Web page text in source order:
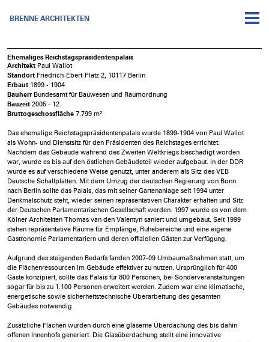
BRENNE ARCHITEKTEN
Ehemaliges Reichstagspräsidentenpalais
Architekt Paul Wallot
Standort Friedrich-Ebert-Platz 2, 10117 Berlin
Erbaut 1899 - 1904
Bauherr Bundesamt für Bauwesen und Raumordnung
Bauzeit 2005 - 12
Bruttogeschossfläche 7.799 m²
Das ehemalige Reichstagspräsidentenpalais wurde 1899-1904 von Paul Wallot
als Wohn- und Dienstsitz für den Präsidenten des Reichstages errichtet.
Nachdem das Gebäude während des Zweiten Weltkriegs beschädigt worden
war, wurde es bis auf den östlichen Gebäudeteil wieder aufgebaut. In der DDR
wurde es auf verschiedene Weise genutzt, unter anderem als Sitz des VEB
Deutsche Schallplatten. Mit dem Umzug der deutschen Regierung von Bonn
nach Berlin sollte das Palais, das mit seiner Gartenanlage seit 1994 unter
Denkmalschutz steht, wieder seinen repräsentativen Charakter erhalten und Sitz
der Deutschen Parlamentarischen Gesellschaft werden. 1997 wurde es von dem
Kölner Architekten Thomas van den Valentyn saniert und umgebaut. Seit 1999
stehen repräsentative Räume für Empfänge, Ruhebereiche und eine eigene
Gastronomie Parlamentariern und deren offiziellen Gästen zur Verfügung.
Aufgrund des steigenden Bedarfs fanden 2007-09 Umbaumaßnahmen statt, um
die Flächenressourcen im Gebäude effektiver zu nutzen. Ursprünglich für 400
Gäste konzipiert, sollte das Palais für 800 Personen, bei Sonderveranstaltungen
sogar für bis zu 1.100 Personen erweitert werden. Zudem war eine klimatische,
energetische sowie sicherheitstechnische Überarbeitung des gesamten
Gebäudes notwendig.
Zusätzliche Flächen wurden durch eine gläserne Überdachung des bis dahin
offenen Innenhofs generiert. Die Glasüberdachung stellt eine innovative